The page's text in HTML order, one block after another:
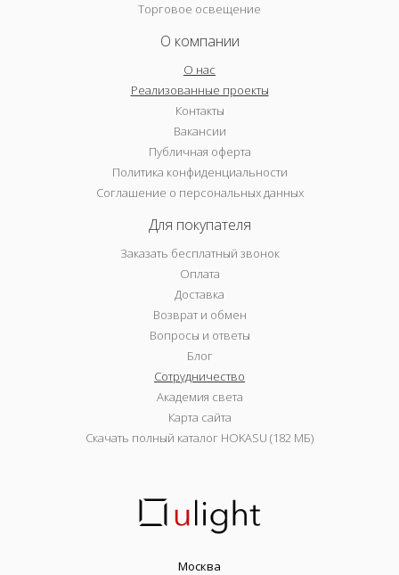
Торговое освещение
О компании
О нас
Реализованные проекты
Контакты
Вакансии
Публичная оферта
Политика конфиденциальности
Соглашение о персональных данных
Для покупателя
Заказать бесплатный звонок
Оплата
Доставка
Возврат и обмен
Вопросы и ответы
Блог
Сотрудничество
Академия света
Карта сайта
Скачать полный каталог HOKASU (182 МБ)
Москва